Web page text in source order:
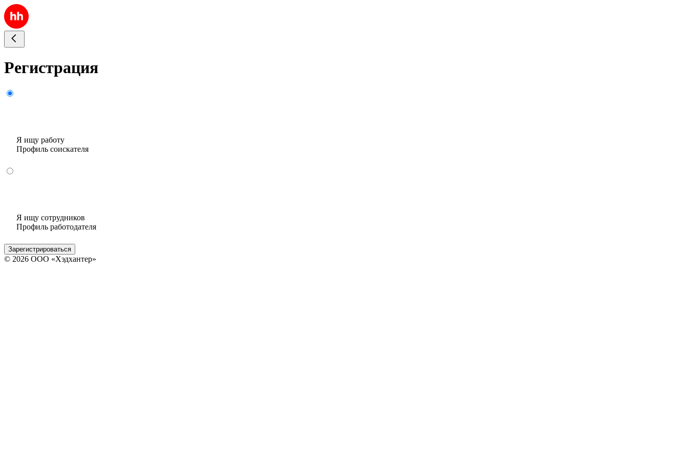
Регистрация
Я ищу работу
Профиль соискателя
Я ищу сотрудников
Профиль работодателя
Зарегистрироваться
© 2026 ООО «Хэдхантер»